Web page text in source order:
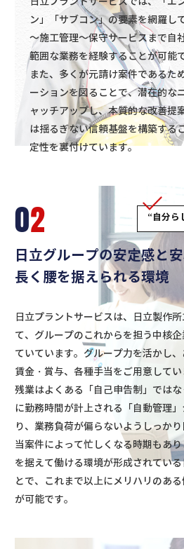
ン」「サブコン」の要素を網羅し
～施工管理～保守サービスまで自
範囲な業務を経験することが可能で
また、多くが元請け案件であるた
ーションを図ることで、潜在的な
ャッチアップし、本質的な改善提
は揺るぎない信頼基盤を構築する
定性を裏付けています。
02
日立グループの安定感と安
長く腰を据えられる環境
日立プラントサービスは、日立製作
て、グループのこれからを担う中核
ていています。 グループ力を活かし
賃金・賞与、各種手当をご用意してい
残業はよくある「自己申告制」では
に勤務時間が計上される「自動管理
り、業務負荷が偏らないようしっか
当案件によって忙しくなる時期もあ
を据えて働ける環境が形成されてい
とで、これまで以上にメリハリのあ
が可能です。
“自分ら